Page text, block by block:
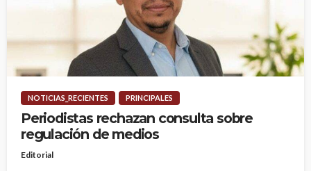
NOTICIAS_RECIENTES PRINCIPALES
Periodistas rechazan consulta sobre
regulación de medios
Editorial